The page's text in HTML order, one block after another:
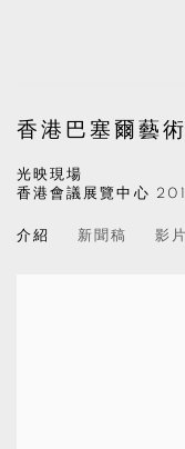
香港巴塞爾藝
光映現場
香港會議展覽中心
介紹 新聞稿 影片